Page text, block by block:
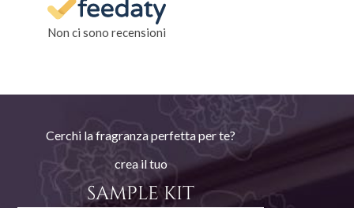
Non ci sono recensioni
Cerchi la fragranza perfetta per te?
crea il tuo
SAMPLE KIT